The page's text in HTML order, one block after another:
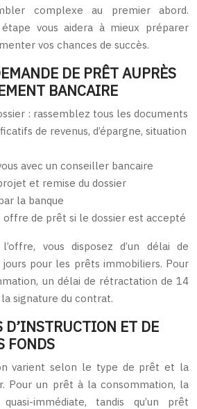
complexe au premier abord.
vous aidera à mieux préparer
vos chances de succès.
DE PRÊT AUPRÈS
BANCAIRE
: rassemblez tous les documents
de revenus, d’épargne, situation
avec un conseiller bancaire
et remise du dossier
la banque
offre de prêt si le dossier est accepté
vous disposez d’un délai de
pour les prêts immobiliers. Pour
un délai de rétractation de 14
la signature du contrat.
D’INSTRUCTION ET DE
FONDS
varient selon le type de prêt et la
Pour un prêt à la consommation, la
immédiate, tandis qu’un prêt